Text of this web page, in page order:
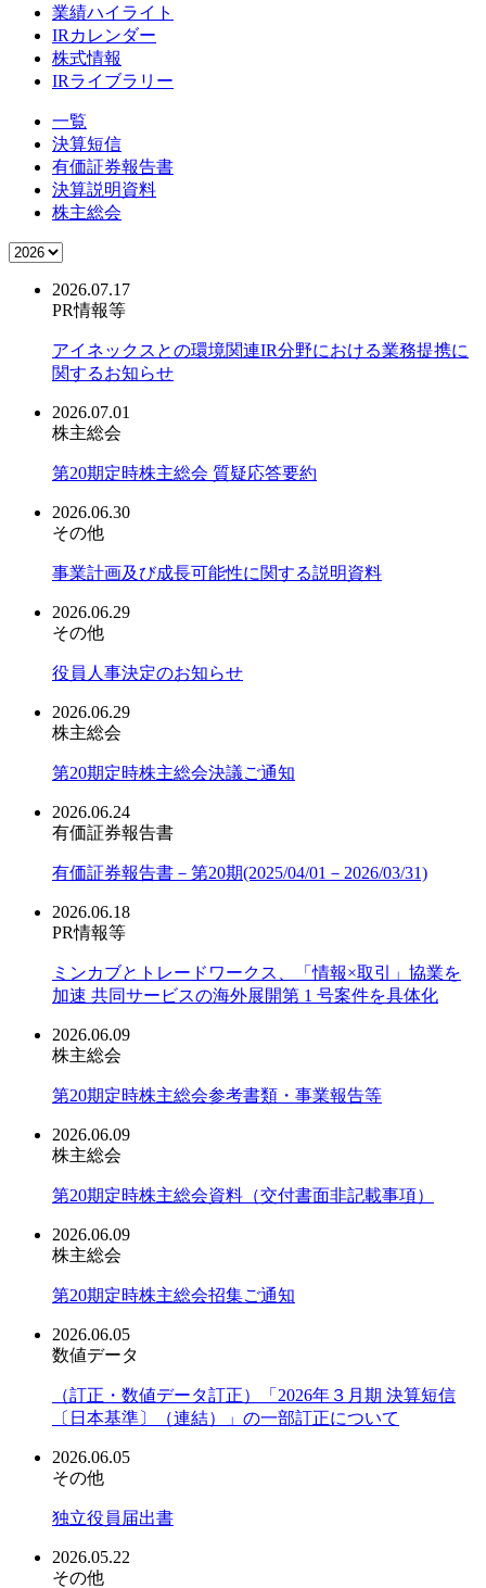
業績ハイライト
IRカレンダー
株式情報
IRライブラリー
一覧
決算短信
有価証券報告書
決算説明資料
株主総会
2026.07.17
PR情報等
アイネックスとの環境関連IR分野における業務提携に
関するお知らせ
2026.07.01
株主総会
第20期定時株主総会 質疑応答要約
2026.06.30
その他
事業計画及び成長可能性に関する説明資料
2026.06.29
その他
役員人事決定のお知らせ
2026.06.29
株主総会
第20期定時株主総会決議ご通知
2026.06.24
有価証券報告書
有価証券報告書－第20期(2025/04/01－2026/03/31)
2026.06.18
PR情報等
ミンカブとトレードワークス、「情報×取引」協業を
加速 共同サービスの海外展開第 1 号案件を具体化
2026.06.09
株主総会
第20期定時株主総会参考書類・事業報告等
2026.06.09
株主総会
第20期定時株主総会資料（交付書面非記載事項）
2026.06.09
株主総会
第20期定時株主総会招集ご通知
2026.06.05
数値データ
（訂正・数値データ訂正）「2026年３月期 決算短信
〔日本基準〕（連結）」の一部訂正について
2026.06.05
その他
独立役員届出書
2026.05.22
その他